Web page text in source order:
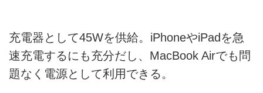
充電器として45Wを供給。iPhoneやiPadを急
速充電するにも充分だし、MacBook Airでも問
題なく電源として利用できる。